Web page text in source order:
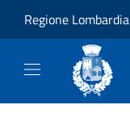
Regione Lombardia